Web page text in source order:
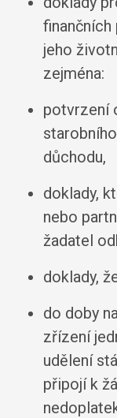
jeho
zejména:
potvrzení
důchodu,
doklady,
nebo
žadatel
doklady,
do doby
zřízení
udělení
připojí k